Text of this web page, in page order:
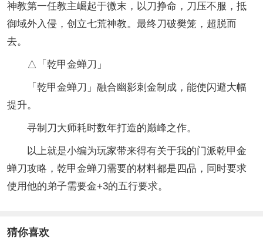
神教第一任教主崛起于微末，以刀挣命，刀压不服，抵
御域外入侵，创立七荒神教。最终刀破樊笼，超脱而
去。
△「乾甲金蝉刀」
「乾甲金蝉刀」融合幽影刺金制成，能使闪避大幅
提升。
寻制刀大师耗时数年打造的巅峰之作。
以上就是小编为玩家带来得有关于我的门派乾甲金
蝉刀攻略，乾甲金蝉刀需要的材料都是四品，同时要求
使用他的弟子需要金+3的五行要求。
猜你喜欢